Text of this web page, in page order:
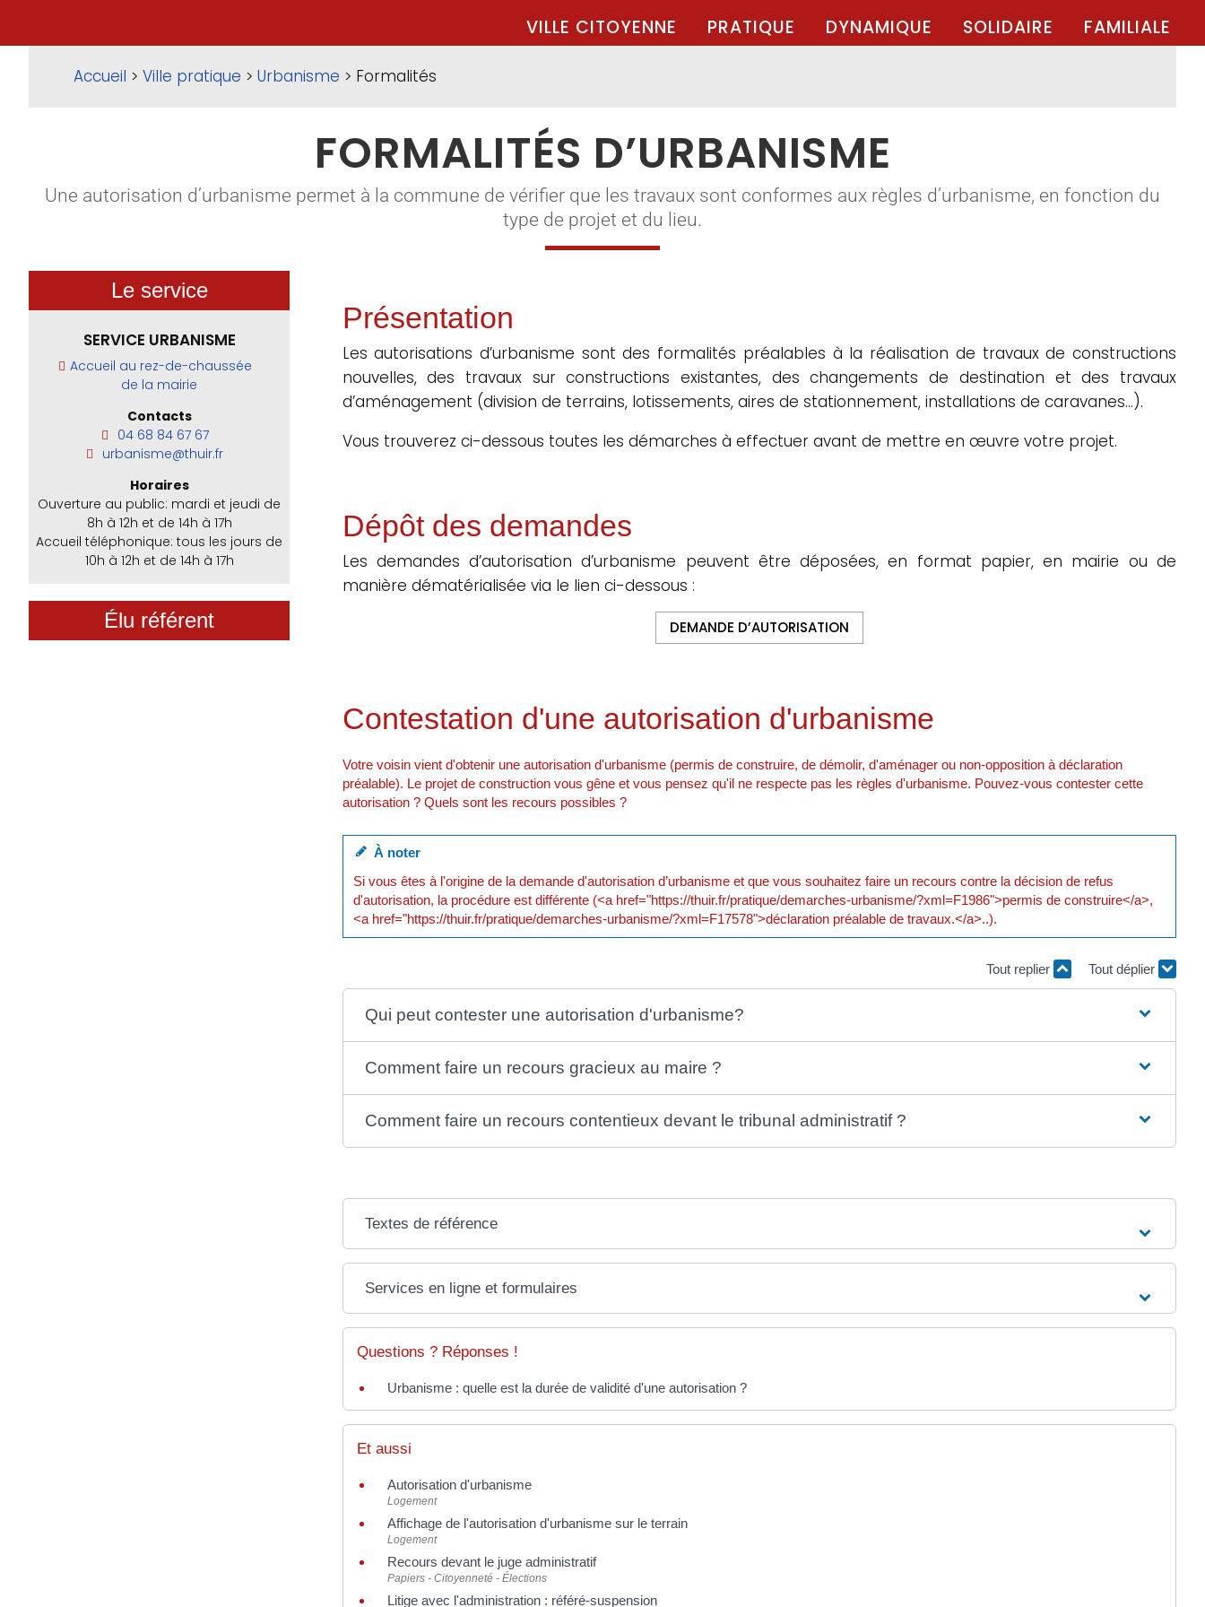
VILLE CITOYENNE PRATIQUE DYNAMIQUE SOLIDAIRE FAMILIALE
Accueil > Ville pratique > Urbanisme > Formalités
FORMALITÉS D’URBANISME
Une autorisation d’urbanisme permet à la commune de vérifier que les travaux sont conformes aux règles d’urbanisme, en fonction du
type de projet et du lieu.
Le service
SERVICE URBANISME
Accueil au rez-de-chaussée
de la mairie
Contacts
04 68 84 67 67
urbanisme@thuir.fr
Horaires
Ouverture au public: mardi et jeudi de
8h à 12h et de 14h à 17h
Accueil téléphonique: tous les jours de
10h à 12h et de 14h à 17h
Élu référent
Présentation
Les autorisations d’urbanisme sont des formalités préalables à la réalisation de travaux de constructions
nouvelles, des travaux sur constructions existantes, des changements de destination et des travaux
d’aménagement (division de terrains, lotissements, aires de stationnement, installations de caravanes…).
Vous trouverez ci-dessous toutes les démarches à effectuer avant de mettre en œuvre votre projet.
Dépôt des demandes
Les demandes d’autorisation d’urbanisme peuvent être déposées, en format papier, en mairie ou de
manière dématérialisée via le lien ci-dessous :
DEMANDE D’AUTORISATION
Contestation d'une autorisation d'urbanisme
Votre voisin vient d'obtenir une autorisation d'urbanisme (permis de construire, de démolir, d'aménager ou non-opposition à déclaration
préalable). Le projet de construction vous gêne et vous pensez qu'il ne respecte pas les règles d'urbanisme. Pouvez-vous contester cette
autorisation ? Quels sont les recours possibles ?
À noter
Si vous êtes à l'origine de la demande d'autorisation d’urbanisme et que vous souhaitez faire un recours contre la décision de refus
d'autorisation, la procédure est différente (<a href="https://thuir.fr/pratique/demarches-urbanisme/?xml=F1986">permis de construire</a>,
<a href="https://thuir.fr/pratique/demarches-urbanisme/?xml=F17578">déclaration préalable de travaux.</a>..).
Tout replier Tout déplier
Qui peut contester une autorisation d'urbanisme?
Comment faire un recours gracieux au maire ?
Comment faire un recours contentieux devant le tribunal administratif ?
Textes de référence
Services en ligne et formulaires
Questions ? Réponses !
Urbanisme : quelle est la durée de validité d'une autorisation ?
Et aussi
Autorisation d'urbanisme
Logement
Affichage de l'autorisation d'urbanisme sur le terrain
Logement
Recours devant le juge administratif
Papiers - Citoyenneté - Élections
Litige avec l'administration : référé-suspension